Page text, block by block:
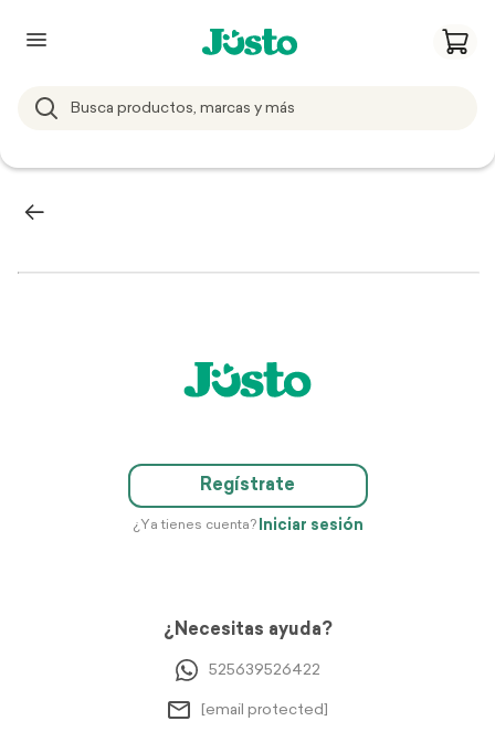
Regístrate
¿Ya tienes cuenta? Iniciar sesión
¿Necesitas ayuda?
525639526422
[email protected]